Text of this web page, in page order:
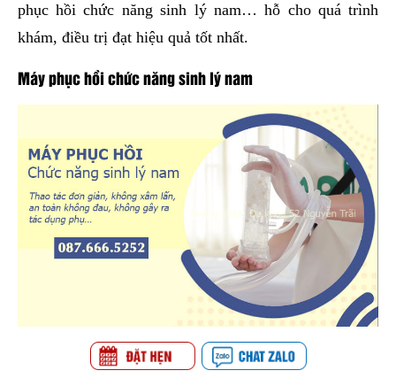
phục hồi chức năng sinh lý nam… hỗ cho quá trình
khám, điều trị đạt hiệu quả tốt nhất.
Máy phục hồi chức năng sinh lý nam